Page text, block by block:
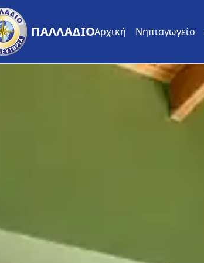
ΠΑΛΛΑΔΙΟΑρχική Νηπιαγωγείο